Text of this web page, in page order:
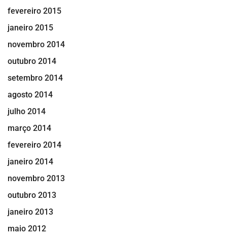
fevereiro 2015
janeiro 2015
novembro 2014
outubro 2014
setembro 2014
agosto 2014
julho 2014
março 2014
fevereiro 2014
janeiro 2014
novembro 2013
outubro 2013
janeiro 2013
maio 2012